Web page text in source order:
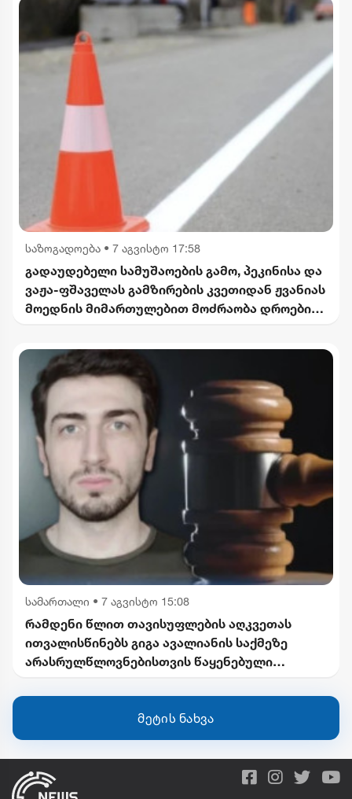
საზოგადოება • 7 აგვისტო 17:58
გადაუდებელი სამუშაოების გამო, პეკინისა და
ვაჟა-ფშაველას გამზირების კვეთიდან ჟვანიას
მოედნის მიმართულებით მოძრაობა დროებით
სამართალი • 7 აგვისტო 15:08
რამდენი წლით თავისუფლების აღკვეთას
ითვალისწინებს გიგა ავალიანის საქმეზე
არასრულწლოვნებისთვის წაყენებული
მეტის ნახვა